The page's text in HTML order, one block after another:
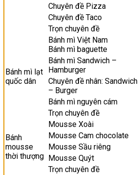
Chuyên đề Pizza
Chuyên đề Taco
Trọn chuyên đề
Bánh mì lạt
quốc dân
Bánh mì Việt Nam
Bánh mì baguette
Bánh mì Sandwich –
Hamburger
Chuyên đề nhân: Sandwich
– Burger
Bánh mì nguyên cám
Trọn chuyên đề
Bánh
mousse
thời thượng
Mousse Xoài
Mousse Cam chocolate
Mousse Sầu riêng
Mousse Quýt
Trọn chuyên đề